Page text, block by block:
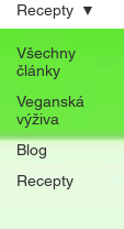
Všechny
články
Veganská
výživa
Blog
Recepty
Recepty